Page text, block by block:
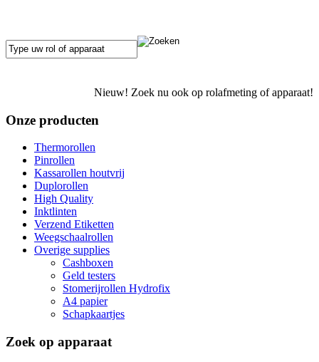
Nieuw! Zoek nu ook op rolafmeting of apparaat!
Onze producten
Thermorollen
Pinrollen
Kassarollen houtvrij
Duplorollen
High Quality
Inktlinten
Verzend Etiketten
Weegschaalrollen
Overige supplies
Cashboxen
Geld testers
Stomerijrollen Hydrofix
A4 papier
Schapkaartjes
Zoek op apparaat